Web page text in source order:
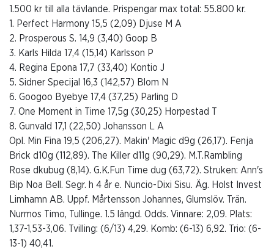
1.500 kr till alla tävlande. Prispengar max total: 55.800 kr.
1. Perfect Harmony 15,5 (2,09) Djuse M A
2. Prosperous S. 14,9 (3,40) Goop B
3. Karls Hilda 17,4 (15,14) Karlsson P
4. Regina Epona 17,7 (33,40) Kontio J
5. Sidner Specijal 16,3 (142,57) Blom N
6. Googoo Byebye 17,4 (37,25) Parling D
7. One Moment in Time 17,5g (30,25) Horpestad T
8. Gunvald 17,1 (22,50) Johansson L A
Opl. Min Fina 19,5 (206,27). Makin' Magic d9g (26,17). Fenja
Brick d10g (112,89). The Killer d11g (90,29). M.T.Rambling
Rose dkubug (8,14). G.K.Fun Time dug (63,72). Struken: Ann's
Bip Noa Bell. Segr. h 4 år e. Nuncio-Dixi Sisu. Äg. Holst Invest
Limhamn AB. Uppf. Mårtensson Johannes, Glumslöv. Trän.
Nurmos Timo, Tullinge. 1.5 längd. Odds. Vinnare: 2,09. Plats:
1,37-1,53-3,06. Tvilling: (6/13) 4,29. Komb: (6-13) 6,92. Trio: (6-
13-1) 40,41.